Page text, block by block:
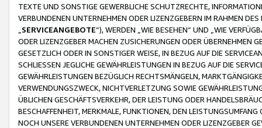
TEXTE UND SONSTIGE GEWERBLICHE SCHUTZRECHTE,
VERBUNDENEN UNTERNEHMEN ODER LIZENZGEBERN IM RAHMEN
SERVICEANGEBOTE“), WERDEN „WIE BESEHEN“ UND „WIE
ODER LIZENZGEBER MACHEN ZUSICHERUNGEN ODER ÜBERNEHMEN
GESETZLICH ODER IN SONSTIGER WEISE, IN BEZUG AUF DIE
SCHLIESSEN JEGLICHE GEWÄHRLEISTUNGEN IN BEZUG AUF DIE
GEWÄHRLEISTUNGEN BEZÜGLICH RECHTSMÄNGELN,
VERWENDUNGSZWECK, NICHTVERLETZUNG SOWIE
ÜBLICHEN GESCHÄFTSVERKEHR, DER LEISTUNG ODER
BESCHAFFENHEIT, MERKMALE, FUNKTIONEN, DEN
NOCH UNSERE VERBUNDENEN UNTERNEHMEN ODER LIZENZGEBER